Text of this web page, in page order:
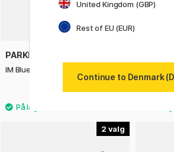
PARKER
IM Blue/Chrome Fyldepen
412 KR
2
United Kingdom (GBP)
Rest of EU (EUR)
Continue to Denmark